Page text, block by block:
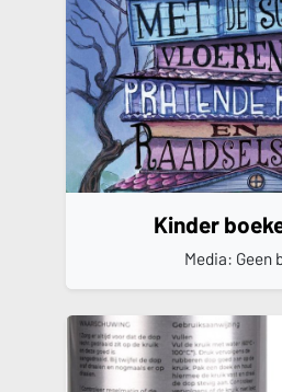
Kinder
Media: Geen